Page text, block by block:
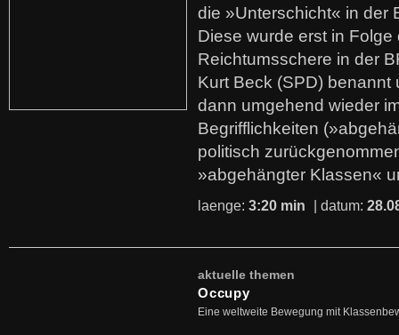
die »Unterschicht« in der
Diese wurde erst in
Reichtumsschere in der
Kurt Beck (SPD)
dann umgehend wieder
Begrifflichkeiten
politisch
»abgehängter Klassen«
laenge: 3:20 min | datum:
aktuelle themen
Occupy
Eine weltweite Bewegung mit